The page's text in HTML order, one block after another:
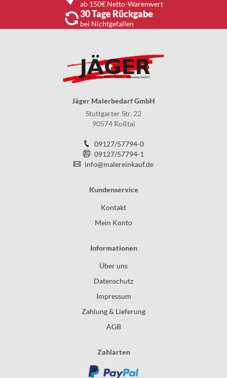
ab 150€ Netto-Warenwert
30 Tage Rückgabe
bei Nichtgefallen
Jäger Malerbedarf GmbH
Stuttgarter Str. 22
90574 Roßtal
09127/57794-0
09127/57794-1
info@malereinkauf.de
Kundenservice
Kontakt
Mein Konto
Informationen
Über uns
Datenschutz
Impressum
Zahlung & Lieferung
AGB
Zahlarten